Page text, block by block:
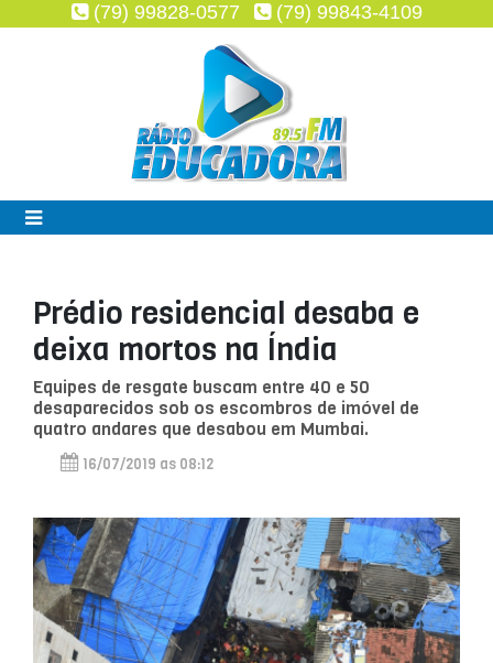
(79) 99828-0577 (79) 99843-4109
Prédio residencial desaba e
deixa mortos na Índia
Equipes de resgate buscam entre 40 e 50
desaparecidos sob os escombros de imóvel de
quatro andares que desabou em Mumbai.
16/07/2019 as 08:12